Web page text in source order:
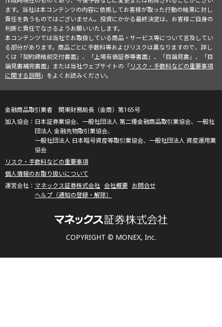
ます。当社は本コンテンツの内容に依拠してお客様が取った行動の結果に対し
責任を負うものではございません。投資にかかる最終決定は、お客様ご自身の
判断と責任でなさるようお願いいたします。
本コンテンツでは当社でお取扱している商品・サービス等について言及してい
る部分があります。商品ごとに手数料等およびリスクは異なりますので、詳し
くは「契約締結前交付書面」、「上場有価証券等書面」、「目論見書」、「目
論見書補完書面」または当社ウェブサイトの「リスク・手数料などの重要事項
に関する説明」をよくお読みください。
COPYRIGHT © MONEX, Inc.
金融商品取引業者 関東財務局長（金商）第165号
日本証券業協会、一般社団法人 第二種金融商品取引業協会、一般社
団法人 金融先物取引業協会、
一般社団法人 日本暗号資産等取引業協会、一般社団法人 資産運用業
協会
リスク・手数料などの重要事項
個人情報のお取り扱いについて
マネックス証券株式会社 会社概要 お問合せ
ヘルプ（通知の登録・解除）